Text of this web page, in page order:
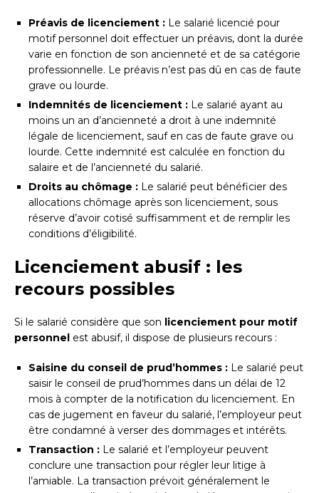
Préavis de licenciement : Le salarié licencié pour
motif personnel doit effectuer un préavis, dont la durée
varie en fonction de son ancienneté et de sa catégorie
professionnelle. Le préavis n’est pas dû en cas de faute
grave ou lourde.
Indemnités de licenciement : Le salarié ayant au
moins un an d’ancienneté a droit à une indemnité
légale de licenciement, sauf en cas de faute grave ou
lourde. Cette indemnité est calculée en fonction du
salaire et de l’ancienneté du salarié.
Droits au chômage : Le salarié peut bénéficier des
allocations chômage après son licenciement, sous
réserve d’avoir cotisé suffisamment et de remplir les
conditions d’éligibilité.
Licenciement abusif : les
recours possibles
Si le salarié considère que son licenciement pour motif
personnel est abusif, il dispose de plusieurs recours :
Saisine du conseil de prud’hommes : Le salarié peut
saisir le conseil de prud’hommes dans un délai de 12
mois à compter de la notification du licenciement. En
cas de jugement en faveur du salarié, l’employeur peut
être condamné à verser des dommages et intérêts.
Transaction : Le salarié et l’employeur peuvent
conclure une transaction pour régler leur litige à
l’amiable. La transaction prévoit généralement le